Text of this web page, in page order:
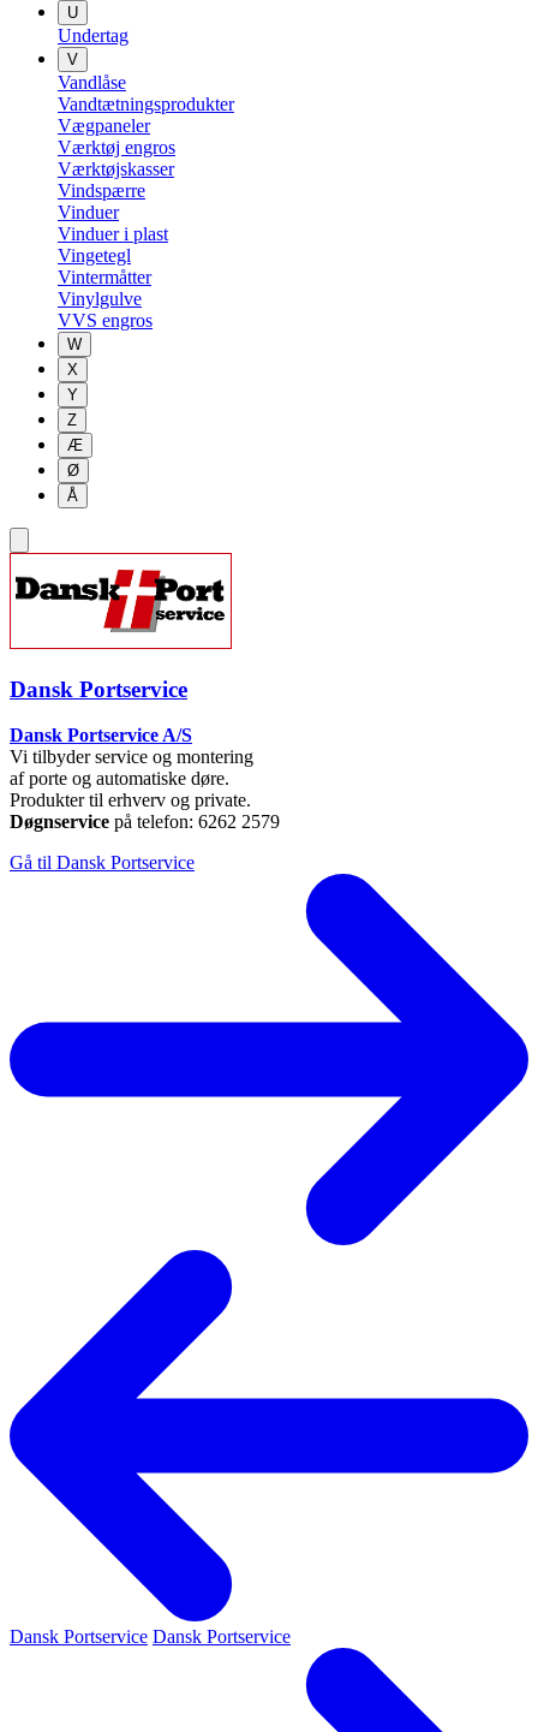
U
Undertag
V
Vandlåse
Vandtætningsprodukter
Vægpaneler
Værktøj engros
Værktøjskasser
Vindspærre
Vinduer
Vinduer i plast
Vingetegl
Vintermåtter
Vinylgulve
VVS engros
W
X
Y
Z
Æ
Ø
Å
Dansk Portservice
Dansk Portservice A/S
Vi tilbyder service og montering
af porte og automatiske døre.
Produkter til erhverv og private.
Døgnservice på telefon: 6262 2579
Gå til Dansk Portservice
Dansk Portservice Dansk Portservice